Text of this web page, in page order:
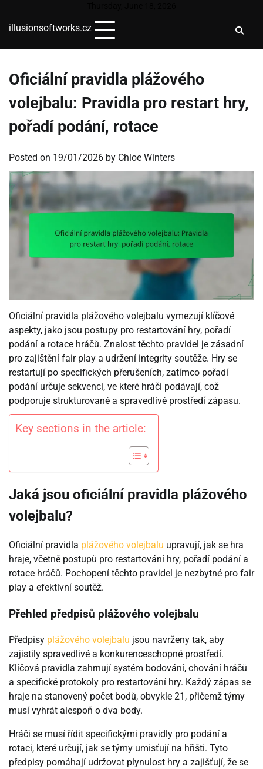
content
illusionsoftworks.cz
Oficiální pravidla plážového
volejbalu: Pravidla pro restart hry,
pořadí podání, rotace
Posted on 19/01/2026 by Chloe Winters
Oficiální pravidla plážového volejbalu vymezují klíčové
aspekty, jako jsou postupy pro restartování hry, pořadí
podání a rotace hráčů. Znalost těchto pravidel je zásadní
pro zajištění fair play a udržení integrity soutěže. Hry se
restartují po specifických přerušeních, zatímco pořadí
podání určuje sekvenci, ve které hráči podávají, což
podporuje strukturované a spravedlivé prostředí zápasu.
Key sections in the article:
Jaká jsou oficiální pravidla plážového
volejbalu?
Oficiální pravidla plážového volejbalu upravují, jak se hra
hraje, včetně postupů pro restartování hry, pořadí podání a
rotace hráčů. Pochopení těchto pravidel je nezbytné pro fair
play a efektivní soutěž.
Přehled předpisů plážového volejbalu
Předpisy plážového volejbalu jsou navrženy tak, aby
zajistily spravedlivé a konkurenceschopné prostředí.
Klíčová pravidla zahrnují systém bodování, chování hráčů
a specifické protokoly pro restartování hry. Každý zápas se
hraje na stanovený počet bodů, obvykle 21, přičemž týmy
musí vyhrát alespoň o dva body.
Hráči se musí řídit specifickými pravidly pro podání a
rotaci, které určují, jak se týmy umisťují na hřišti. Tyto
předpisy pomáhají udržovat plynulost hry a zajišťují, že se